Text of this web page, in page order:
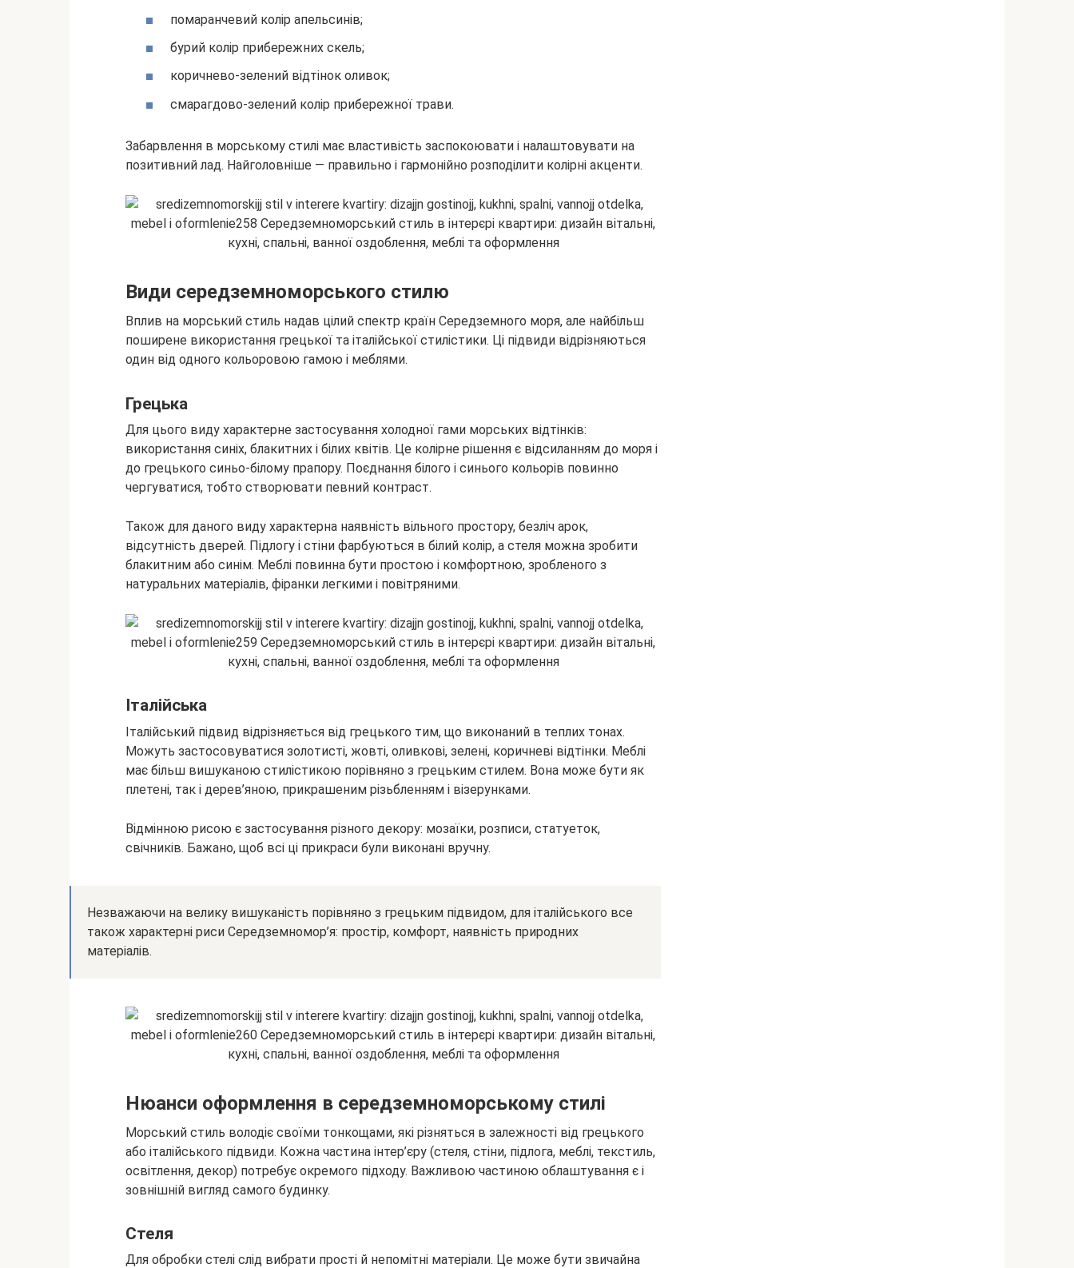
помаранчевий колір апельсинів;
бурий колір прибережних скель;
коричнево-зелений відтінок оливок;
смарагдово-зелений колір прибережної трави.
Забарвлення в морському стилі має властивість заспокоювати і налаштовувати на
позитивний лад. Найголовніше — правильно і гармонійно розподілити колірні акценти.
Види середземноморського стилю
Вплив на морський стиль надав цілий спектр країн Середземного моря, але найбільш
поширене використання грецької та італійської стилістики. Ці підвиди відрізняються
один від одного кольоровою гамою і меблями.
Грецька
Для цього виду характерне застосування холодної гами морських відтінків:
використання синіх, блакитних і білих квітів. Це колірне рішення є відсиланням до моря і
до грецького синьо-білому прапору. Поєднання білого і синього кольорів повинно
чергуватися, тобто створювати певний контраст.
Також для даного виду характерна наявність вільного простору, безліч арок,
відсутність дверей. Підлогу і стіни фарбуються в білий колір, а стеля можна зробити
блакитним або синім. Меблі повинна бути простою і комфортною, зробленого з
натуральних матеріалів, фіранки легкими і повітряними.
Італійська
Італійський підвид відрізняється від грецького тим, що виконаний в теплих тонах.
Можуть застосовуватися золотисті, жовті, оливкові, зелені, коричневі відтінки. Меблі
має більш вишуканою стилістикою порівняно з грецьким стилем. Вона може бути як
плетені, так і дерев’яною, прикрашеним різьбленням і візерунками.
Відмінною рисою є застосування різного декору: мозаїки, розписи, статуеток,
свічників. Бажано, щоб всі ці прикраси були виконані вручну.
Незважаючи на велику вишуканість порівняно з грецьким підвидом, для італійського все
також характерні риси Середземномор’я: простір, комфорт, наявність природних
матеріалів.
Нюанси оформлення в середземноморському стилі
Морський стиль володіє своїми тонкощами, які різняться в залежності від грецького
або італійського підвиди. Кожна частина інтер’єру (стеля, стіни, підлога, меблі, текстиль,
освітлення, декор) потребує окремого підходу. Важливою частиною облаштування є і
зовнішній вигляд самого будинку.
Стеля
Для обробки стелі слід вибрати прості й непомітні матеріали. Це може бути звичайна